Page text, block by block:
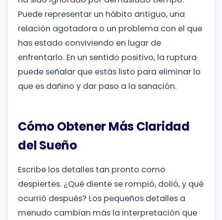
Puede representar un hábito antiguo, una
relación agotadora o un problema con el que
has estado conviviendo en lugar de
enfrentarlo. En un sentido positivo, la ruptura
puede señalar que estás listo para eliminar lo
que es dañino y dar paso a la sanación.
Cómo Obtener Más Claridad
del Sueño
Escribe los detalles tan pronto como
despiertes. ¿Qué diente se rompió, dolió, y qué
ocurrió después? Los pequeños detalles a
menudo cambian más la interpretación que